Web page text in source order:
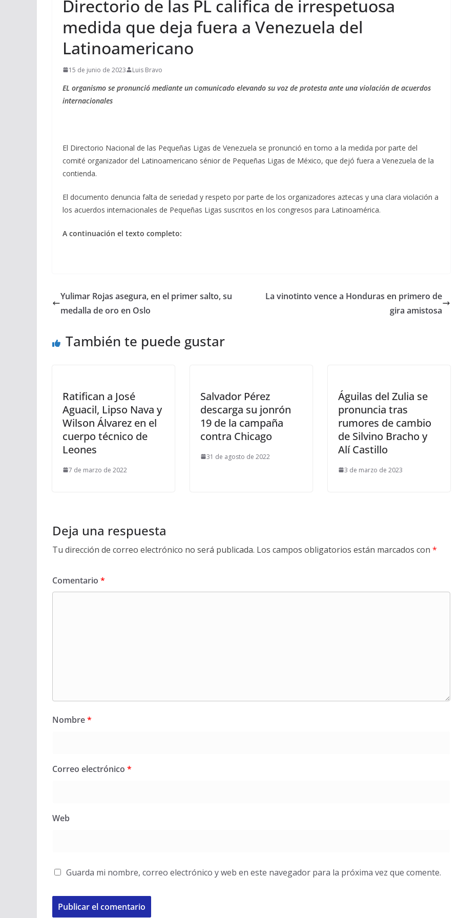
Directorio de las PL califica de irrespetuosa
medida que deja fuera a Venezuela del
Latinoamericano
15 de junio de 2023 Luis Bravo
EL organismo se pronunció mediante un comunicado elevando su voz de protesta ante una violación de acuerdos
internacionales
El Directorio Nacional de las Pequeñas Ligas de Venezuela se pronunció en torno a la medida por parte del
comité organizador del Latinoamericano sénior de Pequeñas Ligas de México, que dejó fuera a Venezuela de la
contienda.
El documento denuncia falta de seriedad y respeto por parte de los organizadores aztecas y una clara violación a
los acuerdos internacionales de Pequeñas Ligas suscritos en los congresos para Latinoamérica.
A continuación el texto completo:
Yulimar Rojas asegura, en el primer salto, su
medalla de oro en Oslo
La vinotinto vence a Honduras en primero de
gira amistosa
También te puede gustar
Ratifican a José
Aguacil, Lipso Nava y
Wilson Álvarez en el
cuerpo técnico de
Leones
7 de marzo de 2022
Salvador Pérez
descarga su jonrón
19 de la campaña
contra Chicago
31 de agosto de 2022
Águilas del Zulia se
pronuncia tras
rumores de cambio
de Silvino Bracho y
Alí Castillo
3 de marzo de 2023
Deja una respuesta
Tu dirección de correo electrónico no será publicada. Los campos obligatorios están marcados con *
Comentario *
Nombre*
Correo electrónico *
Web
Guarda mi nombre, correo electrónico y web en este navegador para la próxima vez que comente.